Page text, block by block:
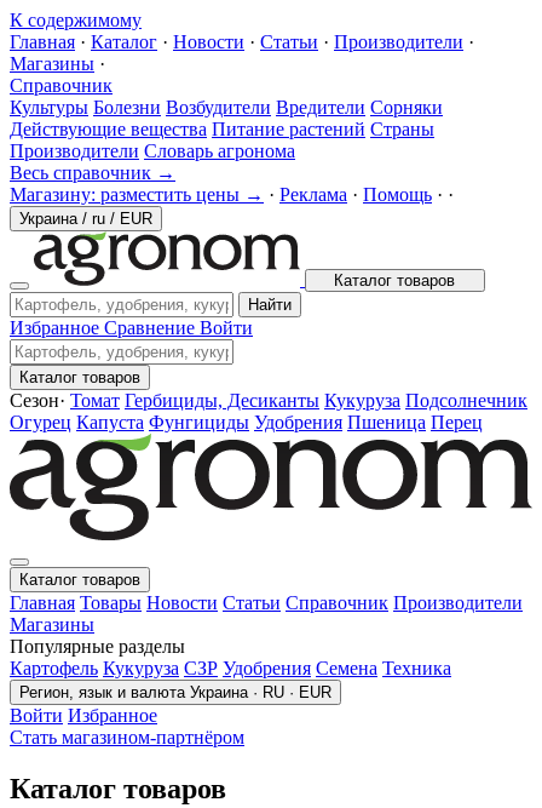
К содержимому
Главная · Каталог · Новости · Статьи · Производители ·
Магазины ·
Справочник
Культуры Болезни Возбудители Вредители Сорняки
Действующие вещества Питание растений Страны
Производители Словарь агронома
Весь справочник →
Магазину: разместить цены → · Реклама · Помощь · ·
Украина / ru / EUR
Каталог товаров
Найти
Избранное Сравнение Войти
Каталог товаров
Сезон· Томат Гербициды, Десиканты Кукуруза Подсолнечник
Огурец Капуста Фунгициды Удобрения Пшеница Перец
Каталог товаров
Главная Товары Новости Статьи Справочник Производители
Магазины
Популярные разделы
Картофель Кукуруза СЗР Удобрения Семена Техника
Регион, язык и валюта Украина · RU · EUR
Войти Избранное
Стать магазином-партнёром
Каталог товаров